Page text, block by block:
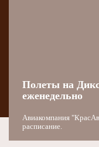
Полеты на
еженедельно
Авиакомпания
расписание.